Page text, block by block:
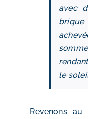
avec
brique
le
Revenons